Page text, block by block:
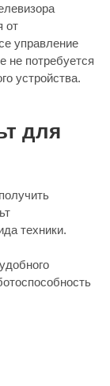
от
управление
не потребуется
устройства.
для
техники.